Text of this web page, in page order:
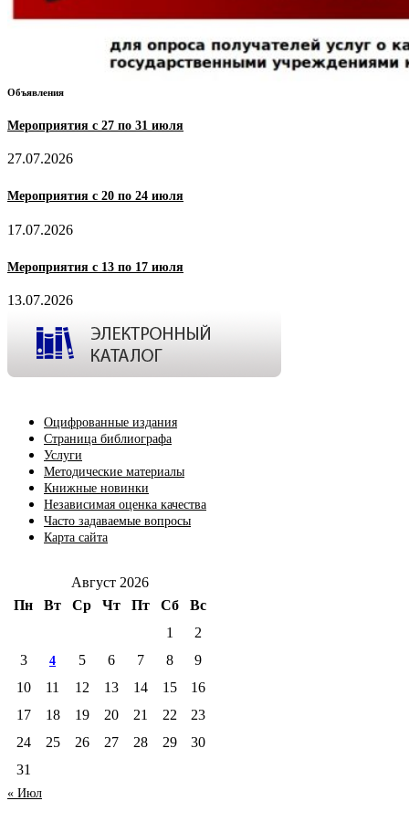
Объявления
Мероприятия с 27 по 31 июля
27.07.2026
Мероприятия с 20 по 24 июля
17.07.2026
Мероприятия с 13 по 17 июля
13.07.2026
Оцифрованные издания
Страница библиографа
Услуги
Методические материалы
Книжные новинки
Независимая оценка качества
Часто задаваемые вопросы
Карта сайта
Август 2026
Пн
Вт Ср Чт Пт Сб
Вс
1
2
3
4 5 6 7 8
9
10
11 12 13 14 15
16
17
18 19 20 21 22
23
24
25 26 27 28 29
30
31
« Июл